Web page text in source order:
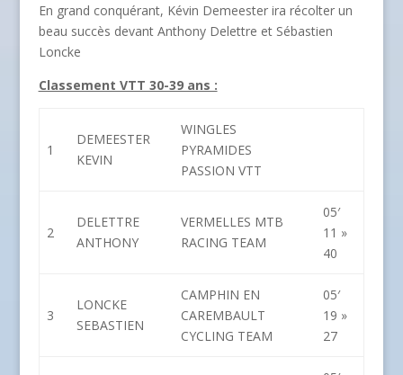
En grand conquérant, Kévin Demeester ira récolter un
beau succès devant Anthony Delettre et Sébastien
Loncke
Classement VTT 30-39 ans :
1
DEMEESTER
KEVIN
WINGLES
PYRAMIDES
PASSION VTT
2
DELETTRE
ANTHONY
VERMELLES MTB
RACING TEAM
05′
11 »
40
3
LONCKE
SEBASTIEN
CAMPHIN EN
CAREMBAULT
CYCLING TEAM
05′
19 »
27